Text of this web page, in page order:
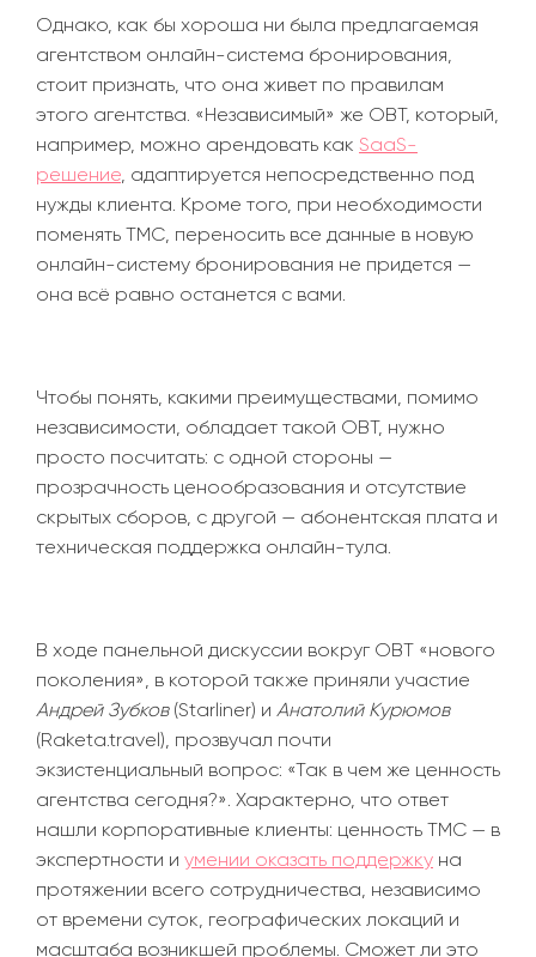
Однако, как бы хороша ни была предлагаемая
агентством онлайн-система бронирования,
стоит признать, что она живет по правилам
этого агентства. «Независимый» же OBT, который,
например, можно арендовать как SaaS-
решение, адаптируется непосредственно под
нужды клиента. Кроме того, при необходимости
поменять TMC, переносить все данные в новую
онлайн-систему бронирования не придется —
она всё равно останется с вами.
Чтобы понять, какими преимуществами, помимо
независимости, обладает такой OBT, нужно
просто посчитать: с одной стороны —
прозрачность ценообразования и отсутствие
скрытых сборов, с другой — абонентская плата и
техническая поддержка онлайн-тула.
В ходе панельной дискуссии вокруг OBT «нового
поколения», в которой также приняли участие
Андрей Зубков(Starliner) и Анатолий Курюмов
(Raketa.travel), прозвучал почти
экзистенциальный вопрос: «Так в чем же ценность
агентства сегодня?». Характерно, что ответ
нашли корпоративные клиенты: ценность TMC — в
экспертности и умении оказать поддержку на
протяжении всего сотрудничества, независимо
от времени суток, географических локаций и
масштаба возникшей проблемы. Сможет ли это